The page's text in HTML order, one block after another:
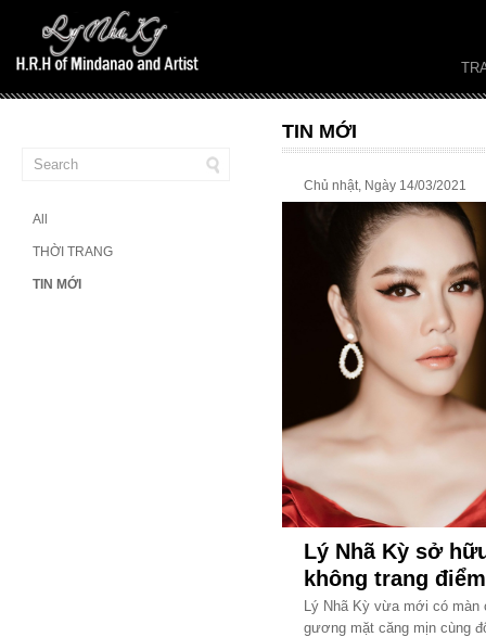
All
THỜI TRANG
TIN MỚI
TIN MỚI
Chủ nhật, Ngày 14/03/2021
Lý Nhã Kỳ sở
không trang
Lý Nhã Kỳ vừa mới có màn
gương mặt căng mịn cùng